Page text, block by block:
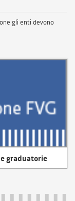
gli enti devono
graduatorie